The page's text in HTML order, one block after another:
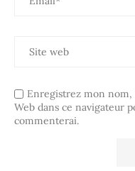
Enregistrez mon
Web dans ce navigateur
commenterai.